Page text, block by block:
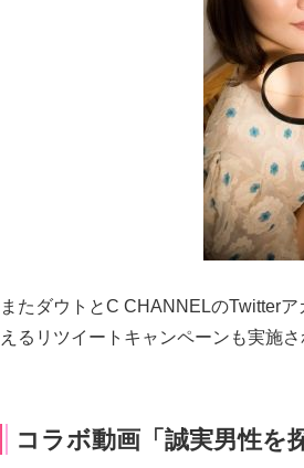
またダウトとC CHANNELのTwitter
えるリツイートキャンペーンも実施さ
コラボ動画「誠実男性を